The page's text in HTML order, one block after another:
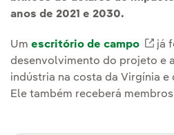
anos de 2021 e 2030.
Um escritório de campo
já
desenvolvimento do projeto e
indústria na costa da Virgínia e
Ele também receberá